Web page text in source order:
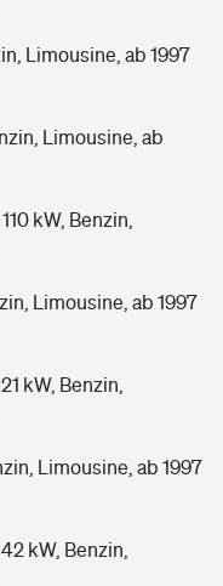
Limousine, ab 1997
Limousine, ab
kW, Benzin,
Limousine, ab 1997
kW, Benzin,
Limousine, ab 1997
kW, Benzin,